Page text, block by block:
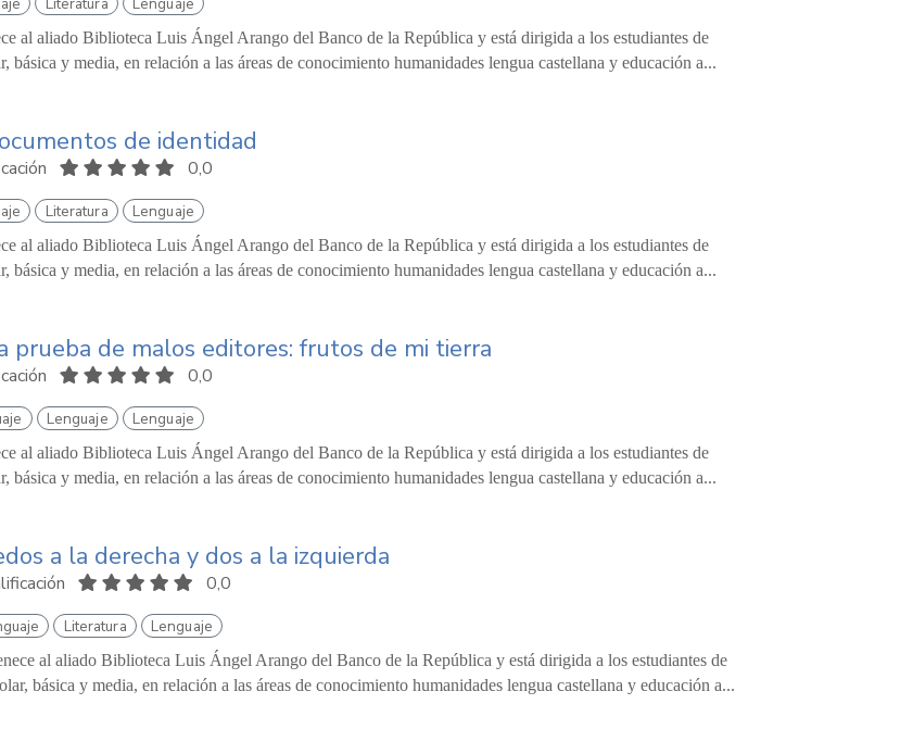
al aliado Biblioteca Luis Ángel Arango del Banco de la República y está dirigida a los estudiantes de
básica y media, en relación a las áreas de conocimiento humanidades lengua castellana y educación a...
de identidad
0,0
Literatura Lenguaje
al aliado Biblioteca Luis Ángel Arango del Banco de la República y está dirigida a los estudiantes de
básica y media, en relación a las áreas de conocimiento humanidades lengua castellana y educación a...
prueba de malos editores: frutos de mi tierra
0,0
Lenguaje Lenguaje
al aliado Biblioteca Luis Ángel Arango del Banco de la República y está dirigida a los estudiantes de
básica y media, en relación a las áreas de conocimiento humanidades lengua castellana y educación a...
a la derecha y dos a la izquierda
0,0
Literatura Lenguaje
al aliado Biblioteca Luis Ángel Arango del Banco de la República y está dirigida a los estudiantes de
básica y media, en relación a las áreas de conocimiento humanidades lengua castellana y educación a...